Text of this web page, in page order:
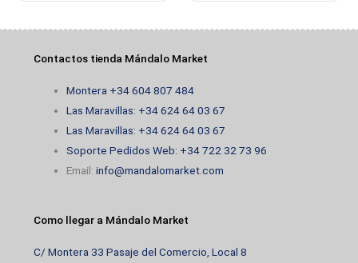
producto
Contactos tienda Mándalo Market
Montera +34 604 807 484
Las Maravillas: +34 624 64 03 67
Las Maravillas: +34 624 64 03 67
Soporte Pedidos Web: +34 722 32 73 96
Email:info@mandalomarket.com
Como llegar a Mándalo Market
C/ Montera 33 Pasaje del Comercio, Local 8